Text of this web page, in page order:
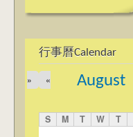
行事曆Calendar
August
«
»
S M T W T